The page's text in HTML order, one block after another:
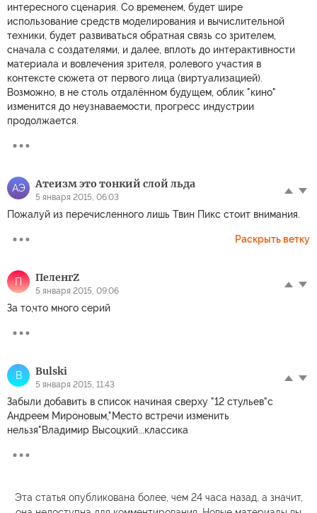
интересного сценария. Со временем, будет шире
использование средств моделирования и вычислительной
техники, будет развиваться обратная связь со зрителем,
сначала с создателями, и далее, вплоть до интерактивности
материала и вовлечения зрителя, ролевого участия в
контексте сюжета от первого лица (виртуализацией).
Возможно, в не столь отдалённом будущем, облик "кино"
изменится до неузнаваемости, прогресс индустрии
продолжается.
АЭ Атеизм это тонкий слой льда
5 января 2015, 06:03
Пожалуй из перечисленного лишь Твин Пикс стоит внимания.
Раскрыть ветку
П ПеленгZ
5 января 2015, 09:06
За то,что много серий
B Bulski
5 января 2015, 11:43
Забыли добавить в список начиная сверху "12 стульев"с
Андреем Мироновым,"Место встречи изменить
нельзя"Владимир Высоцкий...классика
Эта статья опубликована более, чем 24 часа назад, а значит,